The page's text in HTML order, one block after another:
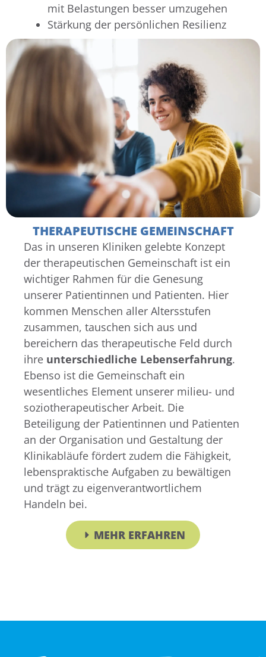
mit Belastungen besser umzugehen
Stärkung der persönlichen Resilienz
THERAPEUTISCHE GEMEINSCHAFT
Das in unseren Kliniken gelebte Konzept
der therapeutischen Gemeinschaft ist ein
wichtiger Rahmen für die Genesung
unserer Patientinnen und Patienten. Hier
kommen Menschen aller Altersstufen
zusammen, tauschen sich aus und
bereichern das therapeutische Feld durch
ihre unterschiedliche Lebenserfahrung.
Ebenso ist die Gemeinschaft ein
wesentliches Element unserer milieu- und
soziotherapeutischer Arbeit. Die
Beteiligung der Patientinnen und Patienten
an der Organisation und Gestaltung der
Klinikabläufe fördert zudem die Fähigkeit,
lebenspraktische Aufgaben zu bewältigen
und trägt zu eigenverantwortlichem
Handeln bei.
MEHR ERFAHREN